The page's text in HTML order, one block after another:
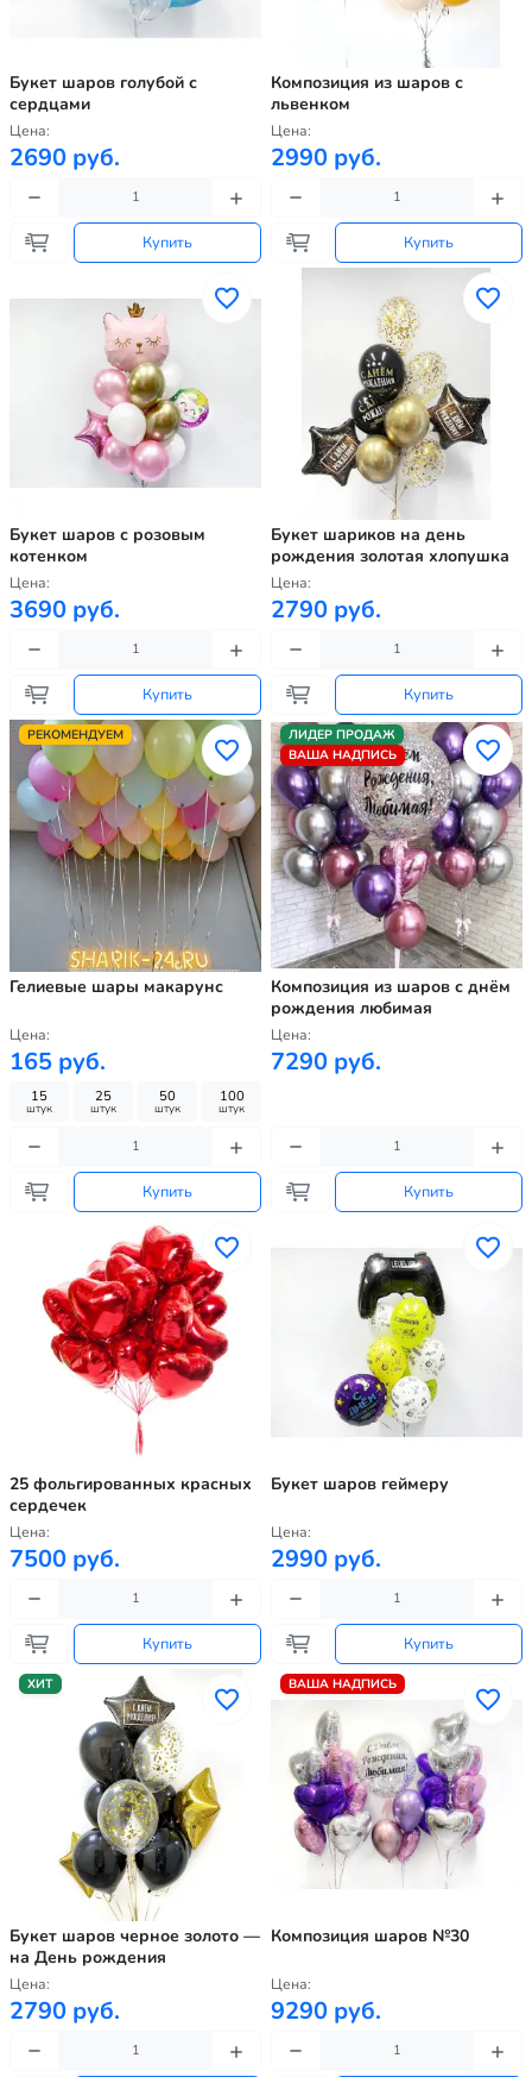
Букет шаров голубой с
сердцами
Цена:
2690 руб.
Купить
Композиция из шаров с
львенком
Цена:
2990 руб.
Купить
Букет шаров с розовым
котенком
Цена:
3690 руб.
Купить
Букет шариков на день
рождения золотая хлопушка
Цена:
2790 руб.
Купить
РЕКОМЕНДУЕМ
Гелиевые шары макарунс
Цена:
165 руб.
15
штук
25
штук
50
штук
100
штук
Купить
ЛИДЕР ПРОДАЖ
ВАША НАДПИСЬ
Композиция из шаров с днём
рождения любимая
Цена:
7290 руб.
Купить
25 фольгированных красных
сердечек
Цена:
7500 руб.
Купить
Букет шаров геймеру
Цена:
2990 руб.
Купить
ХИТ
Букет шаров черное золото —
на День рождения
Цена:
2790 руб.
ВАША НАДПИСЬ
Композиция шаров №30
Цена:
9290 руб.